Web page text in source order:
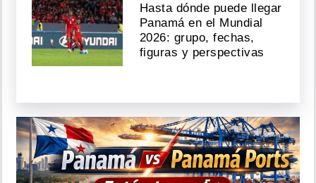
Hasta dónde puede llegar
Panamá en el Mundial
2026: grupo, fechas,
figuras y perspectivas